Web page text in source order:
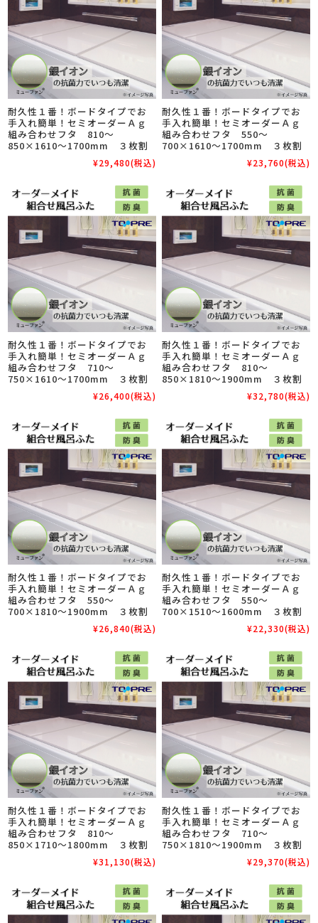
耐久性１番！ボードタイプでお
手入れ簡単！セミオーダーＡｇ
組み合わせフタ 810～
850×1610～1700mm ３枚割
¥29,480(税込)
耐久性１番！ボードタイプでお
手入れ簡単！セミオーダーＡｇ
組み合わせフタ 550～
700×1610～1700mm ３枚割
¥23,760(税込)
耐久性１番！ボードタイプでお
手入れ簡単！セミオーダーＡｇ
組み合わせフタ 710～
750×1610～1700mm ３枚割
¥26,400(税込)
耐久性１番！ボードタイプでお
手入れ簡単！セミオーダーＡｇ
組み合わせフタ 810～
850×1810～1900mm ３枚割
¥32,780(税込)
耐久性１番！ボードタイプでお
手入れ簡単！セミオーダーＡｇ
組み合わせフタ 550～
700×1810～1900mm ３枚割
¥26,840(税込)
耐久性１番！ボードタイプでお
手入れ簡単！セミオーダーＡｇ
組み合わせフタ 550～
700×1510～1600mm ３枚割
¥22,330(税込)
耐久性１番！ボードタイプでお
手入れ簡単！セミオーダーＡｇ
組み合わせフタ 810～
850×1710～1800mm ３枚割
¥31,130(税込)
耐久性１番！ボードタイプでお
手入れ簡単！セミオーダーＡｇ
組み合わせフタ 710～
750×1810～1900mm ３枚割
¥29,370(税込)